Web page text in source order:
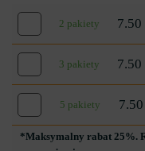
2 pakiety 7.50
3 pakiety 7.50
5 pakiety 7.50
*Maksymalny rabat 25%.